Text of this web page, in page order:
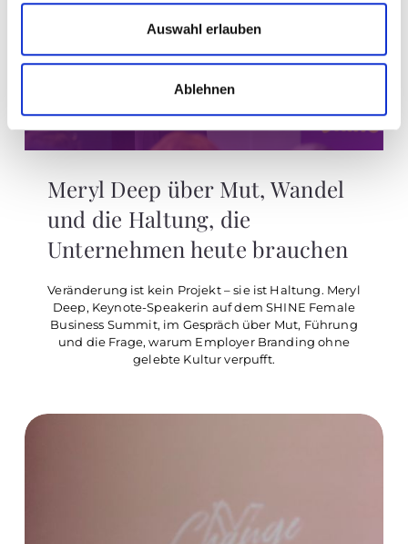
Auswahl erlauben
Ablehnen
Meryl Deep über Mut, Wandel
und die Haltung, die
Unternehmen heute brauchen
Veränderung ist kein Projekt – sie ist Haltung. Meryl
Deep, Keynote-Speakerin auf dem SHINE Female
Business Summit, im Gespräch über Mut, Führung
und die Frage, warum Employer Branding ohne
gelebte Kultur verpufft.